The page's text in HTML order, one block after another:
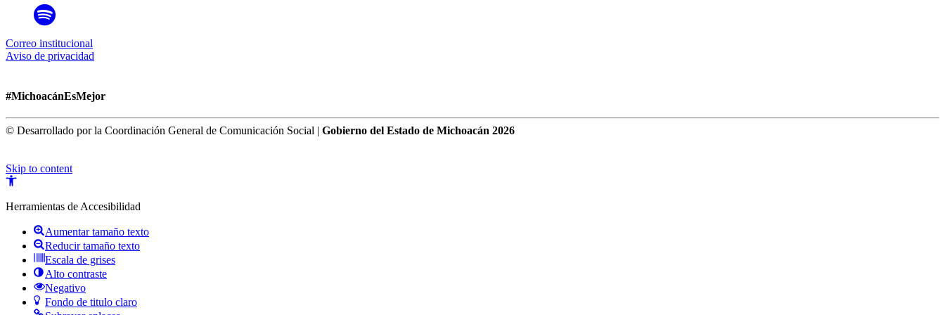
Correo institucional
Aviso de privacidad
#MichoacánEsMejor
© Desarrollado por la Coordinación General de Comunicación Social | Gobierno del Estado de Michoacán 2026
Skip to content
Open
Herramientas de Accesibilidad
Aumentar tamaño texto
Reducir tamaño texto
Escala de grises
Alto contraste
Negativo
Fondo de titulo claro